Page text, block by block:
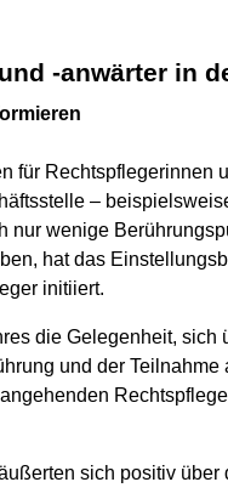
-anwärter in
–
wenige
hat das
initiiert.
die Gelegenheit,
und der
sich positiv